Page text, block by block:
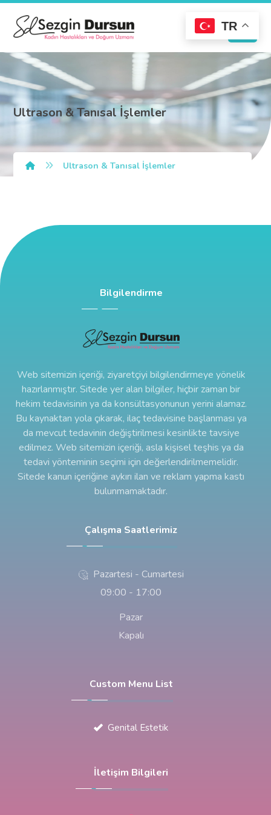
Ultrason & Tanısal İşlemler
Ultrason & Tanısal İşlemler
Bilgilendirme
Web sitemizin içeriği, ziyaretçiyi bilgilendirmeye yönelik
hazırlanmıştır. Sitede yer alan bilgiler, hiçbir zaman bir
hekim tedavisinin ya da konsültasyonunun yerini alamaz.
Bu kaynaktan yola çıkarak, ilaç tedavisine başlanması ya
da mevcut tedavinin değiştirilmesi kesinlikte tavsiye
edilmez. Web sitemizin içeriği, asla kişisel teşhis ya da
tedavi yönteminin seçimi için değerlendirilmemelidir.
Sitede kanun içeriğine aykırı ilan ve reklam yapma kastı
bulunmamaktadır.
Çalışma Saatlerimiz
Pazartesi - Cumartesi
09:00 - 17:00
Pazar
Kapalı
Custom Menu List
Genital Estetik
İletişim Bilgileri
TR